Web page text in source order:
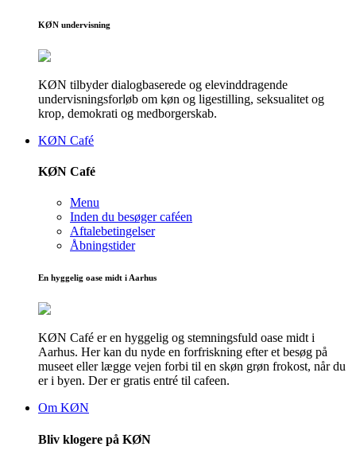
KØN undervisning
KØN tilbyder dialogbaserede og elevinddragende
undervisningsforløb om køn og ligestilling, seksualitet og
krop, demokrati og medborgerskab.
KØN Café
KØN Café
Menu
Inden du besøger caféen
Aftalebetingelser
Åbningstider
En hyggelig oase midt i Aarhus
KØN Café er en hyggelig og stemningsfuld oase midt i
Aarhus. Her kan du nyde en forfriskning efter et besøg på
museet eller lægge vejen forbi til en skøn grøn frokost, når du
er i byen. Der er gratis entré til cafeen.
Om KØN
Bliv klogere på KØN